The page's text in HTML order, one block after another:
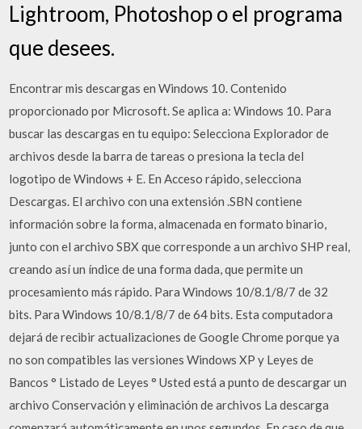
Lightroom, Photoshop o el programa
que desees.
Encontrar mis descargas en Windows 10. Contenido
proporcionado por Microsoft. Se aplica a: Windows 10. Para
buscar las descargas en tu equipo: Selecciona Explorador de
archivos desde la barra de tareas o presiona la tecla del
logotipo de Windows + E. En Acceso rápido, selecciona
Descargas. El archivo con una extensión .SBN contiene
información sobre la forma, almacenada en formato binario,
junto con el archivo SBX que corresponde a un archivo SHP real,
creando así un índice de una forma dada, que permite un
procesamiento más rápido. Para Windows 10/8.1/8/7 de 32
bits. Para Windows 10/8.1/8/7 de 64 bits. Esta computadora
dejará de recibir actualizaciones de Google Chrome porque ya
no son compatibles las versiones Windows XP y Leyes de
Bancos ° Listado de Leyes ° Usted está a punto de descargar un
archivo Conservación y eliminación de archivos La descarga